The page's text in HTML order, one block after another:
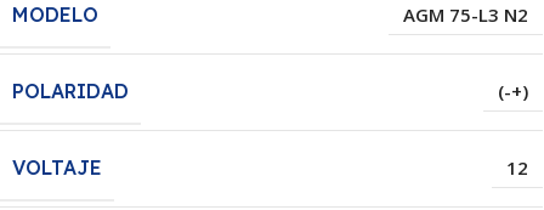
MODELO AGM 75-L3 N2
POLARIDAD (-+)
VOLTAJE 12